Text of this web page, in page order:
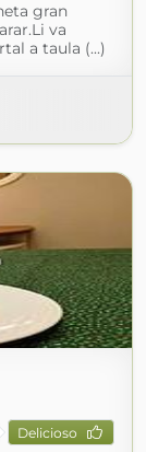
gran
va
a taula (...)
Delicioso